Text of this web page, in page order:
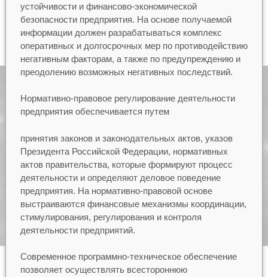
устойчивости и финансово-экономической
безопасности предприятия. На основе получаемой
информации должен разрабатываться комплекс
оперативных и долгосрочных мер по противодействию
негативным факторам, а также по предупреждению и
преодолению возможных негативных последствий.
Нормативно-правовое регулирование деятельности
предприятия обеспечивается путем
принятия законов и законодательных актов, указов
Президента Российской Федерации, нормативных
актов правительства, которые формируют процесс
деятельности и определяют деловое поведение
предприятия. На нормативно-правовой основе
выстраиваются финансовые механизмы координации,
стимулирования, регулирования и контроля
деятельности предприятий.
Современное программно-техническое обеспечение
позволяет осуществлять всестороннюю